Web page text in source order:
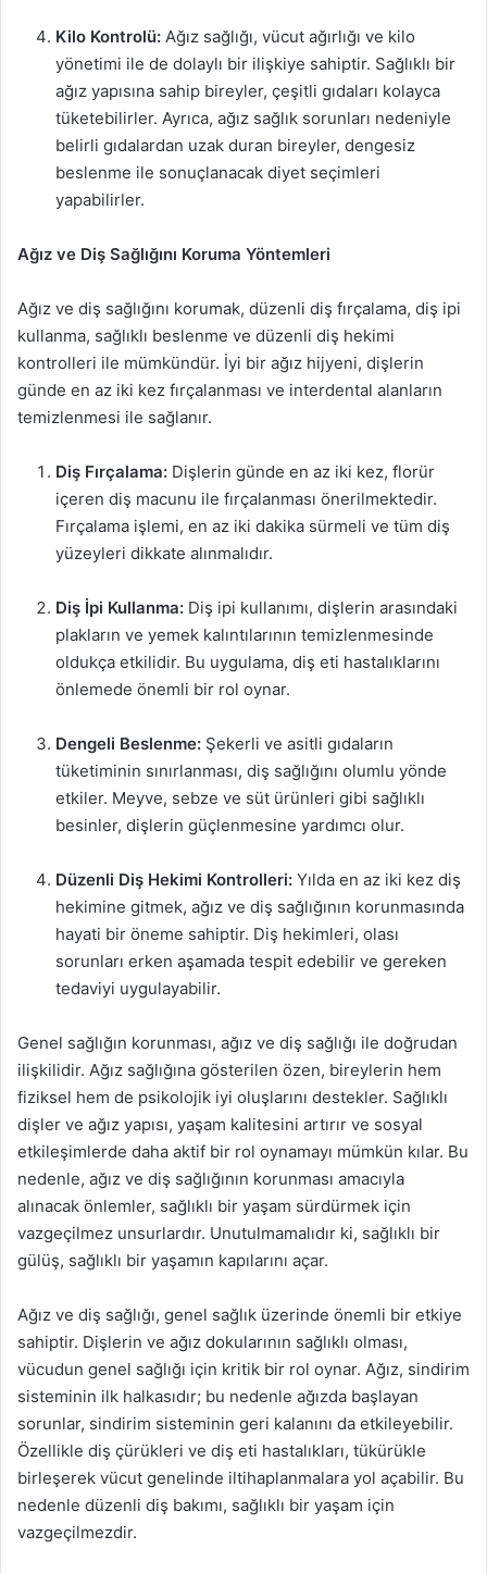
Kilo Kontrolü: Ağız sağlığı, vücut ağırlığı ve kilo
yönetimi ile de dolaylı bir ilişkiye sahiptir. Sağlıklı bir
ağız yapısına sahip bireyler, çeşitli gıdaları kolayca
tüketebilirler. Ayrıca, ağız sağlık sorunları nedeniyle
belirli gıdalardan uzak duran bireyler, dengesiz
beslenme ile sonuçlanacak diyet seçimleri
yapabilirler.
Ağız ve Diş Sağlığını Koruma Yöntemleri
Ağız ve diş sağlığını korumak, düzenli diş fırçalama, diş ipi
kullanma, sağlıklı beslenme ve düzenli diş hekimi
kontrolleri ile mümkündür. İyi bir ağız hijyeni, dişlerin
günde en az iki kez fırçalanması ve interdental alanların
temizlenmesi ile sağlanır.
Diş Fırçalama: Dişlerin günde en az iki kez, florür
içeren diş macunu ile fırçalanması önerilmektedir.
Fırçalama işlemi, en az iki dakika sürmeli ve tüm diş
yüzeyleri dikkate alınmalıdır.
Diş İpi Kullanma: Diş ipi kullanımı, dişlerin arasındaki
plakların ve yemek kalıntılarının temizlenmesinde
oldukça etkilidir. Bu uygulama, diş eti hastalıklarını
önlemede önemli bir rol oynar.
Dengeli Beslenme: Şekerli ve asitli gıdaların
tüketiminin sınırlanması, diş sağlığını olumlu yönde
etkiler. Meyve, sebze ve süt ürünleri gibi sağlıklı
besinler, dişlerin güçlenmesine yardımcı olur.
Düzenli Diş Hekimi Kontrolleri: Yılda en az iki kez diş
hekimine gitmek, ağız ve diş sağlığının korunmasında
hayati bir öneme sahiptir. Diş hekimleri, olası
sorunları erken aşamada tespit edebilir ve gereken
tedaviyi uygulayabilir.
Genel sağlığın korunması, ağız ve diş sağlığı ile doğrudan
ilişkilidir. Ağız sağlığına gösterilen özen, bireylerin hem
fiziksel hem de psikolojik iyi oluşlarını destekler. Sağlıklı
dişler ve ağız yapısı, yaşam kalitesini artırır ve sosyal
etkileşimlerde daha aktif bir rol oynamayı mümkün kılar. Bu
nedenle, ağız ve diş sağlığının korunması amacıyla
alınacak önlemler, sağlıklı bir yaşam sürdürmek için
vazgeçilmez unsurlardır. Unutulmamalıdır ki, sağlıklı bir
gülüş, sağlıklı bir yaşamın kapılarını açar.
Ağız ve diş sağlığı, genel sağlık üzerinde önemli bir etkiye
sahiptir. Dişlerin ve ağız dokularının sağlıklı olması,
vücudun genel sağlığı için kritik bir rol oynar. Ağız, sindirim
sisteminin ilk halkasıdır; bu nedenle ağızda başlayan
sorunlar, sindirim sisteminin geri kalanını da etkileyebilir.
Özellikle diş çürükleri ve diş eti hastalıkları, tükürükle
birleşerek vücut genelinde iltihaplanmalara yol açabilir. Bu
nedenle düzenli diş bakımı, sağlıklı bir yaşam için
vazgeçilmezdir.